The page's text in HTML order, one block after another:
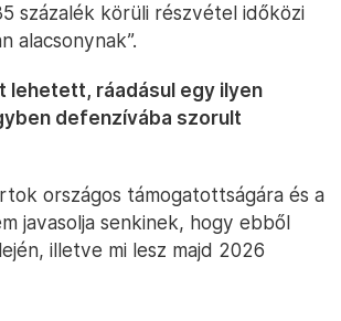
százalék körüli részvétel időközi
alacsonynak”.
lehetett, ráadásul egy ilyen
defenzívába szorult
országos támogatottságára és a
javasolja senkinek, hogy ebből
illetve mi lesz majd 2026